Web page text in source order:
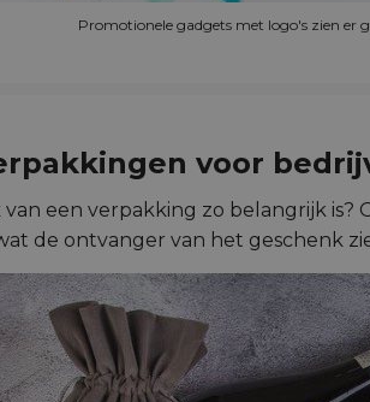
Promotionele gadgets met logo's zien er
voor
een verpakking zo belangrijk
de ontvanger van het geschenk